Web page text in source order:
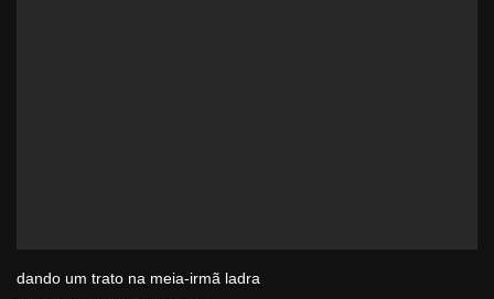
dando um trato na meia-irmã ladra